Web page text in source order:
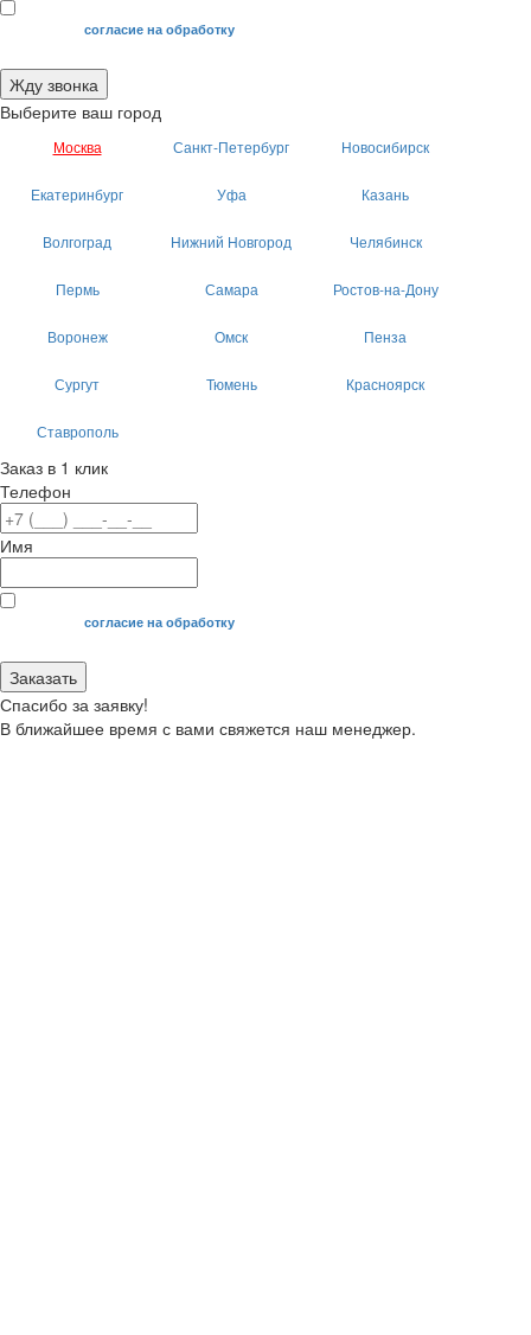
Я даю своесогласие на обработку
Жду звонка
Выберите ваш город
Москва Санкт-Петербург Новосибирск
Екатеринбург Уфа Казань
Волгоград Нижний Новгород Челябинск
Пермь Самара Ростов-на-Дону
Воронеж Омск Пенза
Сургут Тюмень Красноярск
Ставрополь
Заказ в 1 клик
Телефон
Имя
Я даю своесогласие на обработку
Заказать
Спасибо за заявку!
В ближайшее время с вами свяжется наш менеджер.